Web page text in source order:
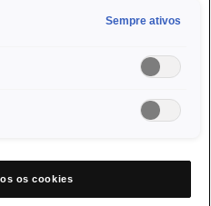
em casa. Descarregue um
Sempre ativos
os cookies